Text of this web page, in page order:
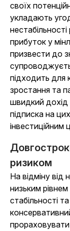
своїх
укладають
прибуток у
призвести до
підходить для
зростання та
швидкий дохід
підписка на
інвестиційним
ризиком
На відміну від
низьким
стабільності
прораховувати